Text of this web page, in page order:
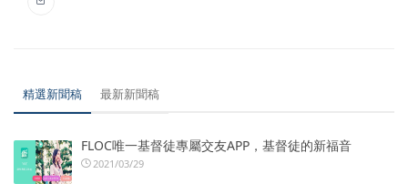
精選新聞稿 最新新聞稿
FLOC唯一基督徒專屬交友APP，基督徒的新福音
2021/03/29